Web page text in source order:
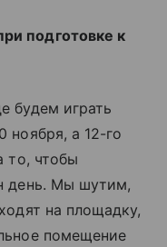
подготовке к
будем играть
ноября, а 12-го
то, чтобы
день. Мы шутим,
на площадку,
помещение